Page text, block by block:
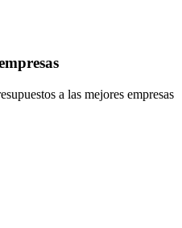
a las mejores empresas